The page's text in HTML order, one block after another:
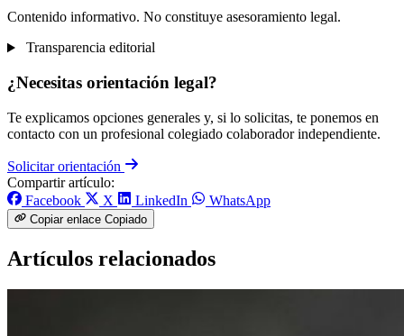
Contenido informativo. No constituye asesoramiento legal.
Transparencia editorial
¿Necesitas orientación legal?
Te explicamos opciones generales y, si lo solicitas, te ponemos en
contacto con un profesional colegiado colaborador independiente.
Solicitar orientación
Compartir artículo:
Facebook
X LinkedIn WhatsApp
Copiar enlace Copiado
Artículos relacionados